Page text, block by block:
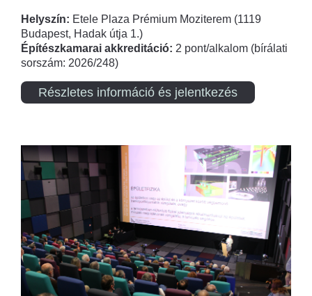
Helyszín: Etele Plaza Prémium Moziterem (1119
Budapest, Hadak útja 1.)
Építészkamarai akkreditáció: 2 pont/alkalom (bírálati
sorszám: 2026/248)
Részletes információ és jelentkezés